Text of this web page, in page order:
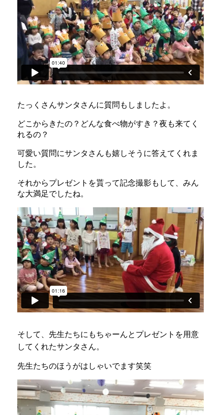
たっくさんサンタさんに質問もしましたよ。
どこからきたの？どんな食べ物がすき？夜も来てく
れるの？
可愛い質問にサンタさんも嬉しそうに答えてくれま
した。
それからプレゼントを貰って記念撮影もして、みん
な大満足でしたね。
そして、先生たちにもちゃーんとプレゼントを用意
してくれたサンタさん。
先生たちのほうがはしゃいでます笑笑